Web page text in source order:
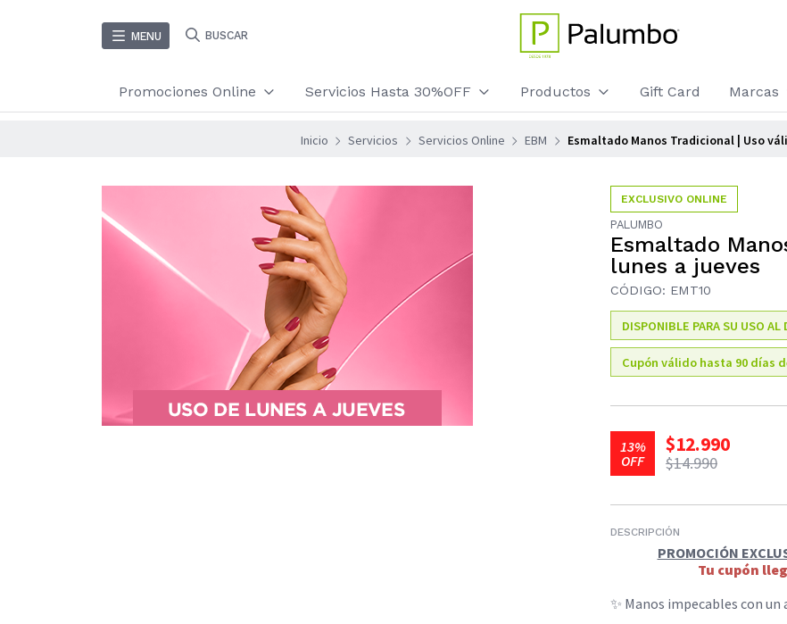
MENU BUSCAR
Promociones Online Servicios Hasta 30%OFF Productos Gift Card Marcas
Inicio Servicios Servicios Online EBM Esmaltado Manos Tradicional | Uso
EXCLUSIVO ONLINE
PALUMBO
Esmaltado
lunes a jueves
CÓDIGO: EMT10
DISPONIBLE PARA SU USO
Cupón válido hasta 90 días
13%
OFF
$12.990
$14.990
DESCRIPCIÓN
PROMOCIÓN
Tu cupón
✨ Manos impecables con un